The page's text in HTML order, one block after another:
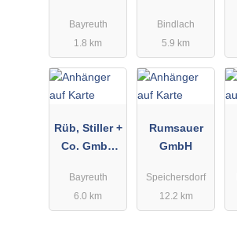
Pittl GmbH
Bayreuth
1.8 km
äte
Vertriebs-
Baumaschin
en - Handel,
Bindlach
5.9 km
Rüb, Stiller +
Co. GmbH
en und
Baugeräte
Bayreuth
6.0 km
Rumsauer
GmbH
Speichersdorf
12.2 km